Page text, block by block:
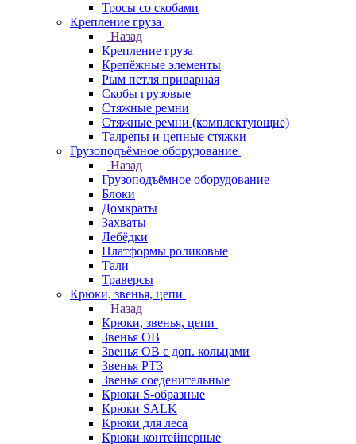
Тросы со скобами
Крепление груза
Назад
Крепление груза
Крепёжные элементы
Рым петля приварная
Скобы грузовые
Стяжные ремни
Стяжные ремни (комплектующие)
Талрепы и цепные стяжки
Грузоподъёмное оборудование
Назад
Грузоподъёмное оборудование
Блоки
Домкраты
Захваты
Лебёдки
Платформы роликовые
Тали
Траверсы
Крюки, звенья, цепи
Назад
Крюки, звенья, цепи
Звенья ОВ
Звенья ОВ с доп. кольцами
Звенья РТ3
Звенья соеденительные
Крюки S-образные
Крюки SALK
Крюки для леса
Крюки контейнерные